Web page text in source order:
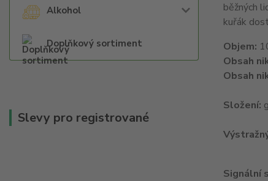
Alkohol
Doplňkový sortiment
Slevy pro registrované
běžných
kuřák
Objem:
Obsah
Obsah
Složení:
Signální